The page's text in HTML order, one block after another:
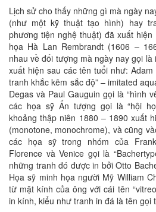
Lịch sử cho thấy những gì mà ngày
(như một kỹ thuật tạo hình) hay
phương tiện nghệ thuật) đã xuất
họa Hà Lan Rembrandt (1606 –
nhau về đối tượng mà ngày nay gọi
xuất hiện sau các tên tuổi như:
tranh khắc kẽm sắc độ” – imitated
Degas và Paul Gauguin gọi là “hình
các họa sỹ Ấn tượng gọi là “hội
khoảng thập niên 1880 – 1890 xuất
(monotone, monochrome), và cũng
các họa sỹ trong nhóm của
Florence và Venice gọi là
những tranh đó được in bởi Otto
Họa sỹ minh họa người Mỹ William
từ mặt kính của ông với cái tên
in kính, kiểu như tranh in đá là tên gọi